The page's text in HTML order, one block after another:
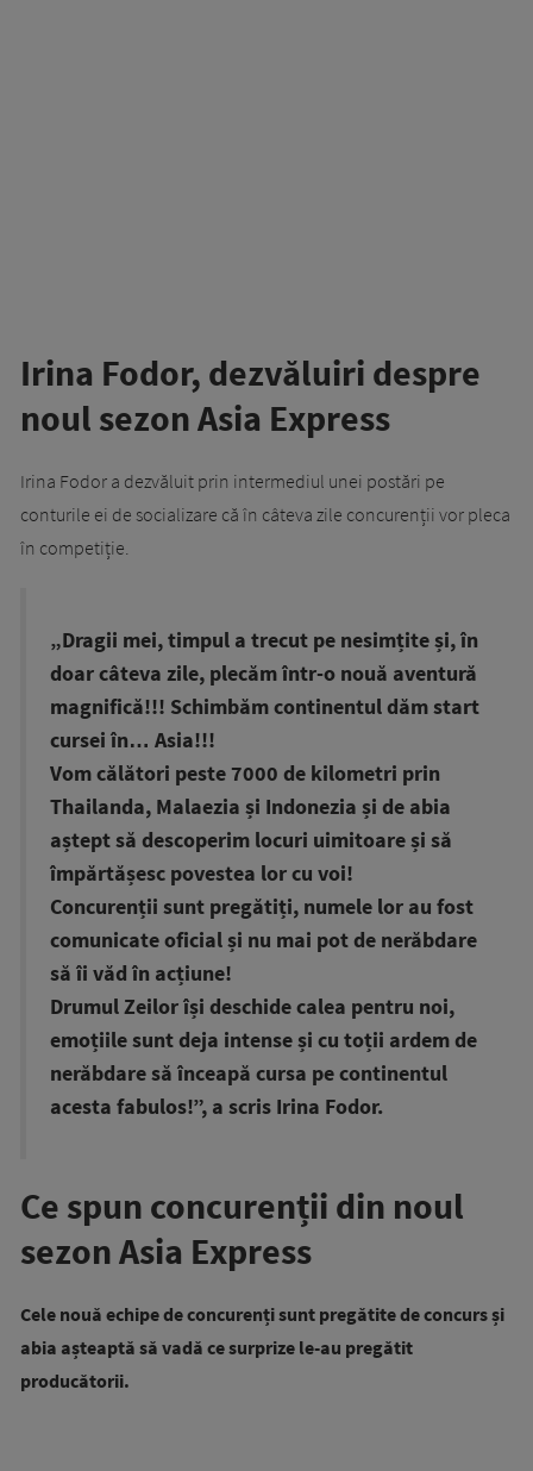
Irina Fodor, dezvăluiri despre
noul sezon Asia Express
Irina Fodor a dezvăluit prin intermediul unei postări pe
conturile ei de socializare că în câteva zile concurenții vor pleca
în competiție.
„Dragii mei, timpul a trecut pe nesimțite și, în
doar câteva zile, plecăm într-o nouă aventură
magnifică!!! Schimbăm continentul dăm start
cursei în… Asia!!!
Vom călători peste 7000 de kilometri prin
Thailanda, Malaezia și Indonezia și de abia
aștept să descoperim locuri uimitoare și să
împărtășesc povestea lor cu voi!
Concurenții sunt pregătiți, numele lor au fost
comunicate oficial și nu mai pot de nerăbdare
să îi văd în acțiune!
Drumul Zeilor își deschide calea pentru noi,
emoțiile sunt deja intense și cu toții ardem de
nerăbdare să înceapă cursa pe continentul
acesta fabulos!”, a scris Irina Fodor.
Ce spun concurenții din noul
sezon Asia Express
Cele nouă echipe de concurenți sunt pregătite de concurs și
abia așteaptă să vadă ce surprize le-au pregătit
producătorii.